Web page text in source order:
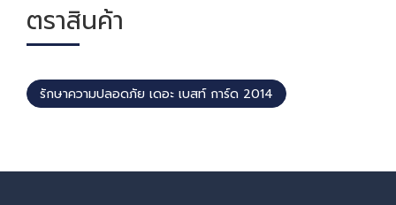
ตราสินค้า
รักษาความปลอดภัย เดอะ เบสท์ การ์ด 2014